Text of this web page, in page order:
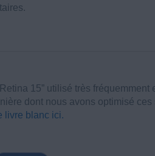
15” utilisé très fréquemment
dont nous avons optimisé ces
livre blanc ici.